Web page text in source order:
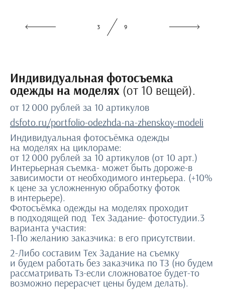
Индивидуальная фотосъемка
одежды на моделях (от 10 вещей).
от 12 000 рублей за 10 артикулов
dsfoto.ru/portfolio-odezhda-na-zhenskoy-modeli
Индивидуальная фотосъёмка одежды
на моделях на циклораме:
от 12 000 рублей за 10 артикулов (от 10 арт.)
Интерьерная съемка- может быть дороже-в
зависимости от необходимого интерьера. (+10%
к цене за усложненную обработку фоток
в интерьере).
Фотосъёмка одежды на моделях проходит
в подходящей под Тех Задание- фотостудии.3
варианта участия:
1-По желанию заказчика: в его присутствии.
2-Либо составим Тех Задание на съемку
и будем работать без заказчика по ТЗ (но будем
рассматривать Тз-если сложноватое будет-то
возможно перерасчет цены будем делать).
3 9